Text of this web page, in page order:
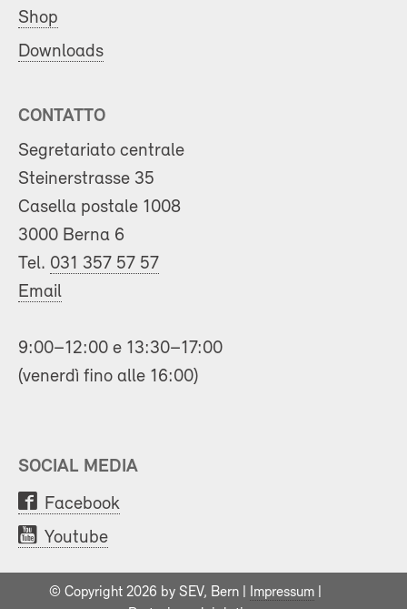
Shop
Downloads
CONTATTO
Segretariato centrale
Steinerstrasse 35
Casella postale 1008
3000 Berna 6
Tel. 031 357 57 57
Email
9:00–12:00 e 13:30–17:00
(venerdì fino alle 16:00)
SOCIAL MEDIA
Facebook
Youtube
© Copyright 2026 by SEV, Bern | Impressum